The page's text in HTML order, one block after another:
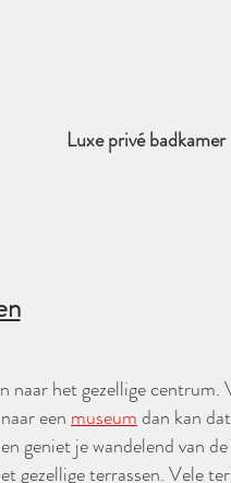
Luxe privé badkamer
het gezellige centrum.
een museumdan kan
geniet je wandelend van
gezellige terrassen. Vele